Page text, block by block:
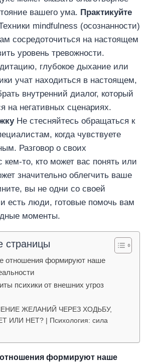
вашего ума. Практикуйте
mindfulness (осознанности)
сосредоточиться на настоящем
уровень тревожности.
глубокое дыхание или
учат находиться в настоящем,
внутренний диалог, который
на негативных сценариях.
Не стесняйтесь обращаться к
когда чувствуете
Разговор о своих
кем-то, кто может вас понять или
значительно облегчить ваше
вы не одни со своей
есть люди, готовые помочь вам
моменты.
страницы
отношения формируют наше
психики от внешних угроз
ЖЕЛАНИЙ ЧЕРЕЗ ХОДЬБУ,
ИЛИ НЕТ? | Психология: сила
отношения формируют наше